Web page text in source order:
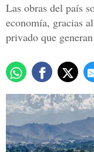
Las obras del país
economía, gracias
privado que